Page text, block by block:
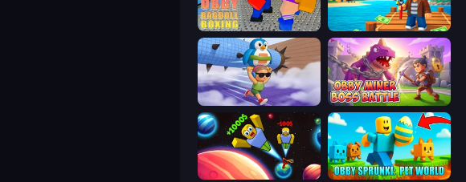
Obby: Ragdoll Boxing Big Catch
BrainZombie Log Escape Obby Miner: Boss Battle
Obby: +1 to Spaceflight Altitude Obby Sprunki: Pet World